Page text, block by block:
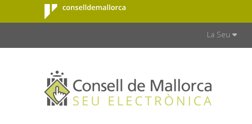
Salta al contingut principal
Consell de
Mallorca
La Seu